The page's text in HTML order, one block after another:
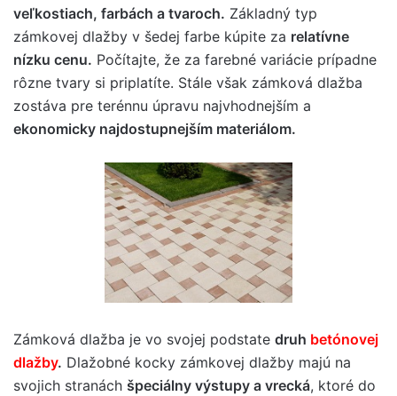
veľkostiach, farbách a tvaroch. Základný typ
zámkovej dlažby v šedej farbe kúpite za relatívne
nízku cenu. Počítajte, že za farebné variácie prípadne
rôzne tvary si priplatíte. Stále však zámková dlažba
zostáva pre terénnu úpravu najvhodnejším a
ekonomicky najdostupnejším materiálom.
Zámková dlažba je vo svojej podstate druh betónovej
dlažby. Dlažobné kocky zámkovej dlažby majú na
svojich stranách špeciálny výstupy a vrecká, ktoré do